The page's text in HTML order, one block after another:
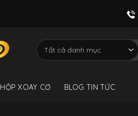
HỘP XOAY CƠ BLOG TIN TỨC